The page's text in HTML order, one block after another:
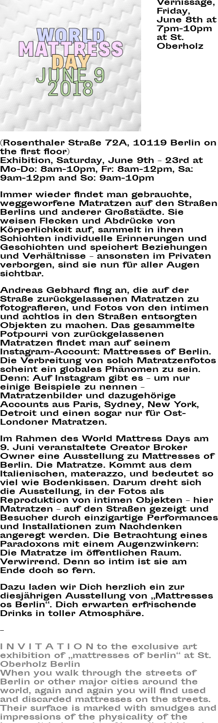
Vernissage,
Friday,
June 8th at
7pm-10pm
at St.
Oberholz
(Rosenthaler Straße 72A, 10119 Berlin on
the first floor)
Exhibition, Saturday, June 9th – 23rd at
Mo-Do: 8am-10pm, Fr: 8am-12pm, Sa:
9am-12pm and So: 9am-10pm
Immer wieder findet man gebrauchte,
weggeworfene Matratzen auf den Straßen
Berlins und anderer Großstädte. Sie
weisen Flecken und Abdrücke von
Körperlichkeit auf, sammelt in ihren
Schichten individuelle Erinnerungen und
Geschichten und speichert Beziehungen
und Verhältnisse – ansonsten im Privaten
verborgen, sind sie nun für aller Augen
sichtbar.
Andreas Gebhard fing an, die auf der
Straße zurückgelassenen Matratzen zu
fotografieren, und Fotos von den intimen
und achtlos in den Straßen entsorgten
Objekten zu machen. Das gesammelte
Potpourri von zurückgelassenen
Matratzen findet man auf seinem
Instagram-Account: Mattresses of Berlin.
Die Verbreitung von solch Matratzenfotos
scheint ein globales Phänomen zu sein.
Denn: Auf Instagram gibt es – um nur
einige Beispiele zu nennen –
Matratzenbilder und dazugehörige
Accounts aus Paris, Sydney, New York,
Detroit und einen sogar nur für Ost-
Londoner Matratzen.
Im Rahmen des World Mattress Days am
9. Juni veranstaltete Creator Broker
Owner eine Ausstellung zu Mattresses of
Berlin. Die Matratze. Kommt aus dem
Italienischen, materazzo, und bedeutet so
viel wie Bodenkissen. Darum dreht sich
die Ausstellung, in der Fotos als
Reproduktion von intimen Objekten – hier
Matratzen – auf den Straßen gezeigt und
Besucher durch einzigartige Performances
und Installationen zum Nachdenken
angeregt werden. Die Betrachtung eines
Paradoxons mit einem Augenzwinkern:
Die Matratze im öffentlichen Raum.
Verwirrend. Denn so intim ist sie am
Ende doch so fern.
Dazu laden wir Dich herzlich ein zur
diesjährigen Ausstellung von „Mattresses
os Berlin“. Dich erwarten erfrischende
Drinks in toller Atmosphäre.
–
I N V I T A T I O N to the exclusive art
exhibition of „mattresses of berlin“ at St.
Oberholz Berlin
When you walk through the streets of
Berlin or other major cities around the
world, again and again you will find used
and discarded mattresses on the streets.
Their surface is marked with smudges and
impressions of the physicality of the